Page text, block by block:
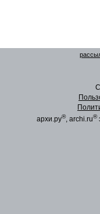
архи.ру®, archi.ru®